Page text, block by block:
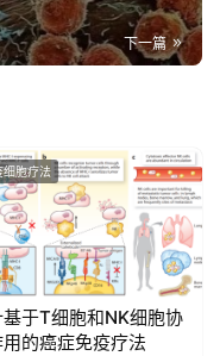
下一篇
细胞疗法
于T细胞和NK细胞协
用的癌症免疫疗法